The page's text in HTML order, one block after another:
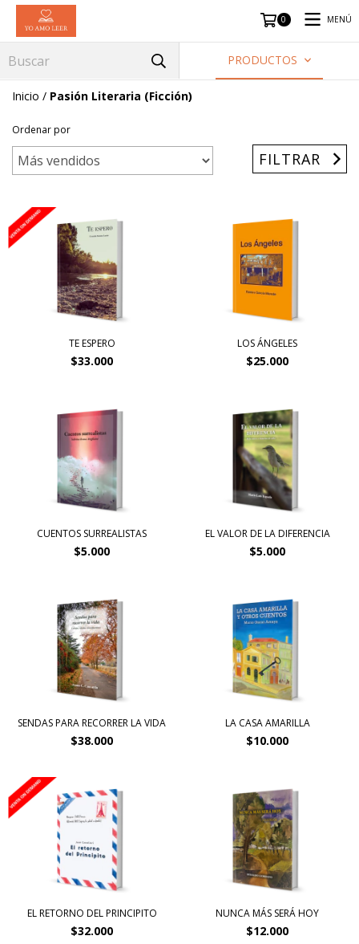
0 MENÚ
PRODUCTOS
Inicio / Pasión Literaria (Ficción)
Ordenar por
FILTRAR
TE ESPERO
$33.000
LOS ÁNGELES
$25.000
CUENTOS SURREALISTAS
$5.000
EL VALOR DE LA DIFERENCIA
$5.000
SENDAS PARA RECORRER LA VIDA
$38.000
LA CASA AMARILLA
$10.000
EL RETORNO DEL PRINCIPITO
$32.000
NUNCA MÁS SERÁ HOY
$12.000